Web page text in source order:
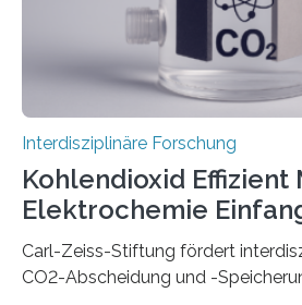
Technischen Universität…
Interdisziplinäre Forschung
Kohlendioxid Effizient
Elektrochemie
Carl-Zeiss-Stiftung fördert
CO2-Abscheidung und -